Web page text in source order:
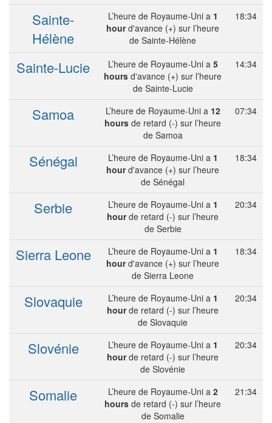
Sainte-
Hélène
L’heure de Royaume-Uni a 1
hourd'avance (+) sur l’heure
de Sainte-Hélène
18:34
Sainte-Lucie L’heure de Royaume-Uni a 5
hours d'avance (+) sur l’heure
de Sainte-Lucie
14:34
Samoa L’heure de Royaume-Uni a 12
hours de retard (-) sur l’heure
de Samoa
07:34
Sénégal L’heure de Royaume-Uni a 1
hourd'avance (+) sur l’heure
de Sénégal
18:34
Serbie L’heure de Royaume-Uni a 1
hourde retard (-) sur l’heure
de Serbie
20:34
Sierra Leone L’heure de Royaume-Uni a 1
hourd'avance (+) sur l’heure
de Sierra Leone
18:34
Slovaquie L’heure de Royaume-Uni a 1
hourde retard (-) sur l’heure
de Slovaquie
20:34
Slovénie L’heure de Royaume-Uni a 1
hourde retard (-) sur l’heure
de Slovénie
20:34
Somalie L’heure de Royaume-Uni a 2
hours de retard (-) sur l’heure
de Somalie
21:34